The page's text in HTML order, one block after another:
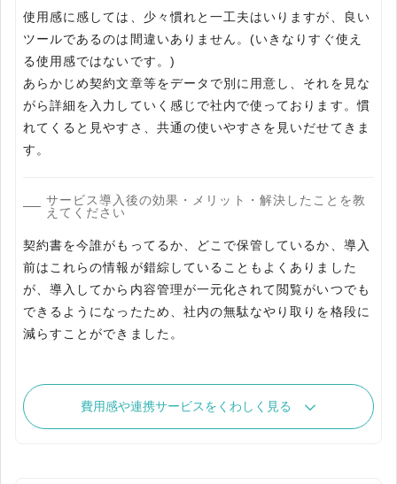
使用感に感しては、少々慣れと一工夫はいりますが、良い
ツールであるのは間違いありません。(いきなりすぐ使え
る使用感ではないです。)
あらかじめ契約文章等をデータで別に用意し、それを見な
がら詳細を入力していく感じで社内で使っております。慣
れてくると見やすさ、共通の使いやすさを見いだせてきま
す。
サービス導入後の効果・メリット・解決したことを教
えてください
契約書を今誰がもってるか、どこで保管しているか、導入
前はこれらの情報が錯綜していることもよくありました
が、導入してから内容管理が一元化されて閲覧がいつでも
できるようになったため、社内の無駄なやり取りを格段に
減らすことができました。
費用感や連携サービスをくわしく見る